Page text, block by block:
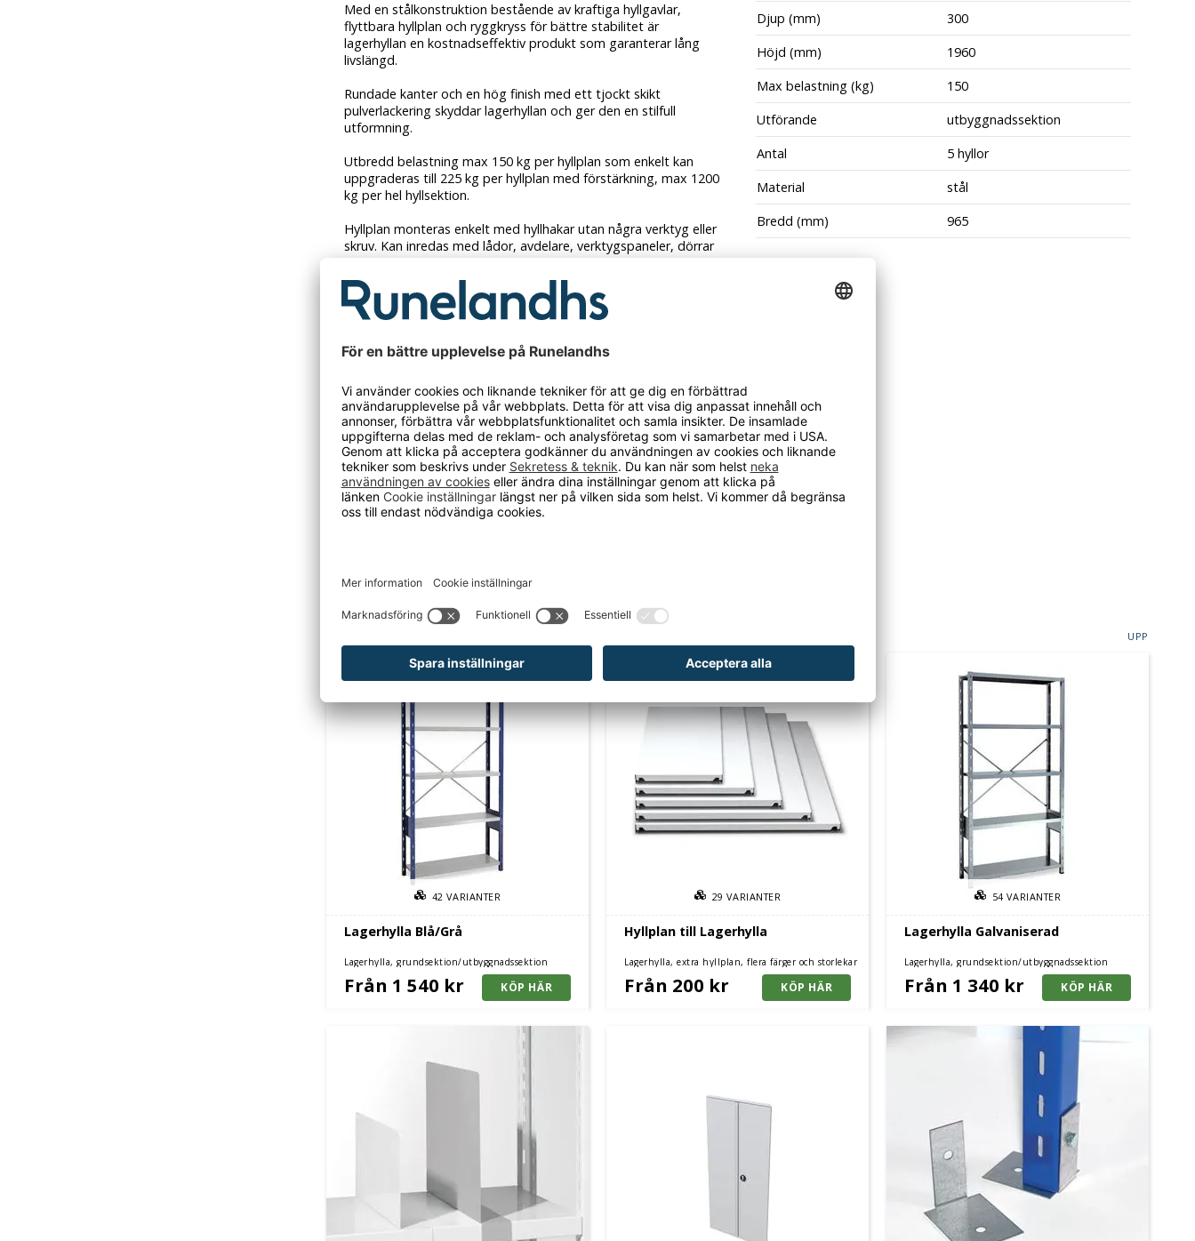
Med en stålkonstruktion bestående av kraftiga hyllgavlar,
flyttbara hyllplan och ryggkryss för bättre stabilitet är
lagerhyllan en kostnadseffektiv produkt som garanterar lång
livslängd.
Rundade kanter och en hög finish med ett tjockt skikt
pulverlackering skyddar lagerhyllan och ger den en stilfull
utformning.
Utbredd belastning max 150 kg per hyllplan som enkelt kan
uppgraderas till 225 kg per hyllplan med förstärkning, max 1200
kg per hel hyllsektion.
Hyllplan monteras enkelt med hyllhakar utan några verktyg eller
skruv. Kan inredas med lådor, avdelare, verktygspaneler, dörrar
Hyllan ska förankras i vägg eller golv för att vara säker.
Golvskoning ingår som standard.
Du komponerar hyllan med utgångspunkt från ditt
förvaringsbehov och lokalutseende, med utbyggnadssektioner
Grundsektionen kan kombineras med passande
påbyggnadssektioner, extra hyllplan och andra tillbehör för att
skapa ett hyllsystem som passar dina behov. En genomtänkt
förvaringslösning där funktion, kvalitet och tidsbesparande
montering är prioriterade.
Lagerhyllan är lämplig för användning vid alla typer av
Tidigare hade den art.nr. 644ACV100
Djup (mm)
300
Höjd (mm)
1960
Max belastning (kg)
150
Utförande
utbyggnadssektion
Antal
5 hyllor
Material
stål
Bredd (mm)
965
UPP
Lagerhylla Blå/Grå
Lagerhylla, grundsektion/utbyggnadssektion
42VARIANTER
Från 1 540 kr
Hyllplan till Lagerhylla
Lagerhylla, extra hyllplan, flera färger och storlekar
29VARIANTER
Från 200 kr
Lagerhylla Galvaniserad
Lagerhylla, grundsektion/utbyggnadssektion
54VARIANTER
Från 1 340 kr